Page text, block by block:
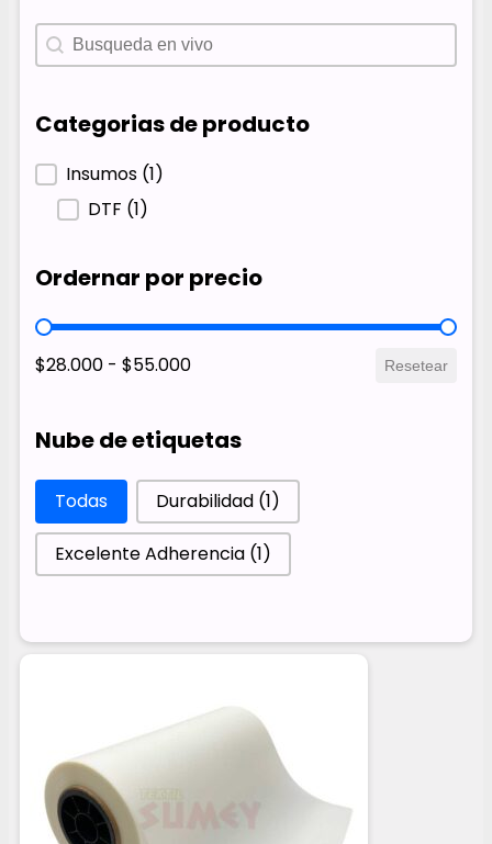
Buscador en vivo
Buscador en vivo
Categorias de producto
Categorias de producto
Insumos (1)
DTF (1)
Ordernar por precio
Ordernar por precio
$28.000 - $55.000 Resetear
Nube de etiquetas
Nube de etiquetas
Todas Durabilidad (1)
Excelente Adherencia (1)